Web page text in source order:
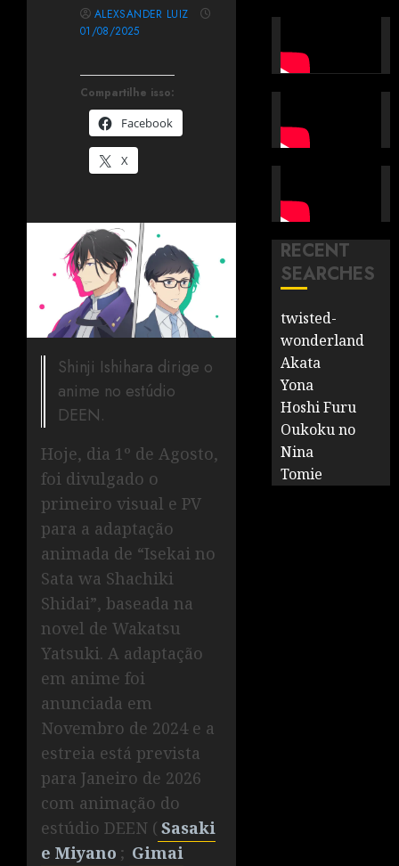
Compartilhe isso:
Facebook
X
ALEXSANDER LUIZ
01/08/2025
Shinji Ishihara dirige o
anime no estúdio
DEEN.
Hoje, dia 1º de Agosto,
foi divulgado o
primeiro visual e PV
para a adaptação
animada de “Isekai no
Sata wa Shachiki
Shidai”, baseada na
novel de Wakatsu
Yatsuki. A adaptação
em anime foi
anunciada em
Novembro de 2024 e a
estreia está prevista
para Janeiro de 2026
com animação do
estúdio DEEN ( Sasaki
e Miyano ; Gimai
RECENT
SEARCHES
twisted-
wonderland
Akata
Yona
Hoshi Furu
Oukoku no
Nina
Tomie